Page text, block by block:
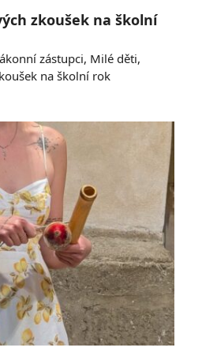
zkoušek na školní
zástupci, Milé děti,
na školní rok